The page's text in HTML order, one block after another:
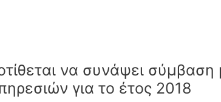
να συνάψει σύμβαση
για το έτος 2018